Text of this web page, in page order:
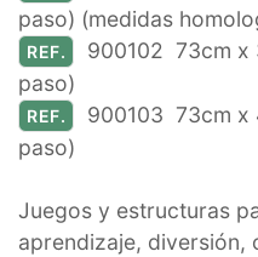
paso) (medidas
REF.
900102 73cm x
paso)
REF.
900103 73cm x
paso)
Juegos y estructuras
aprendizaje, diversión,